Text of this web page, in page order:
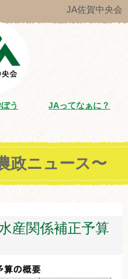
JA佐賀中央会
う JAってなぁに？
政ニュース〜
産関係補正予算